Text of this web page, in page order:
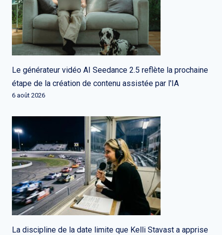
Le générateur vidéo AI Seedance 2.5 reflète la prochaine
étape de la création de contenu assistée par l'IA
6 août 2026
La discipline de la date limite que Kelli Stavast a apprise